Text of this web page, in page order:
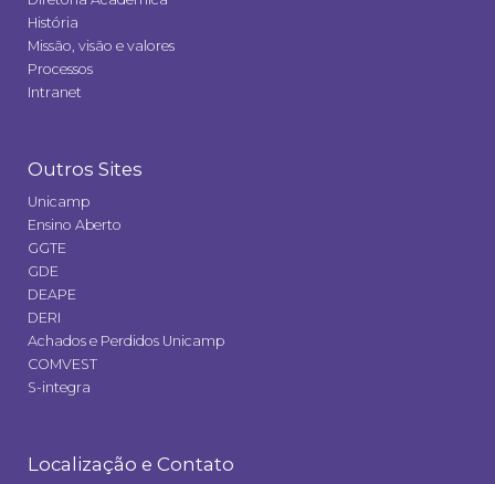
História
Missão, visão e valores
Processos
Intranet
Outros Sites
Unicamp
Ensino Aberto
GGTE
GDE
DEAPE
DERI
Achados e Perdidos Unicamp
COMVEST
S-integra
Localização e Contato